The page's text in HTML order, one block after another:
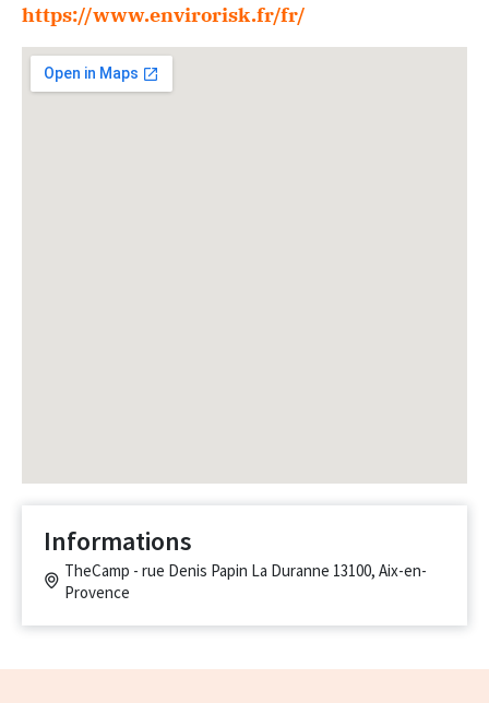
https://www.envirorisk.fr/fr/
Informations
TheCamp - rue Denis Papin La Duranne 13100, Aix-en-
Provence